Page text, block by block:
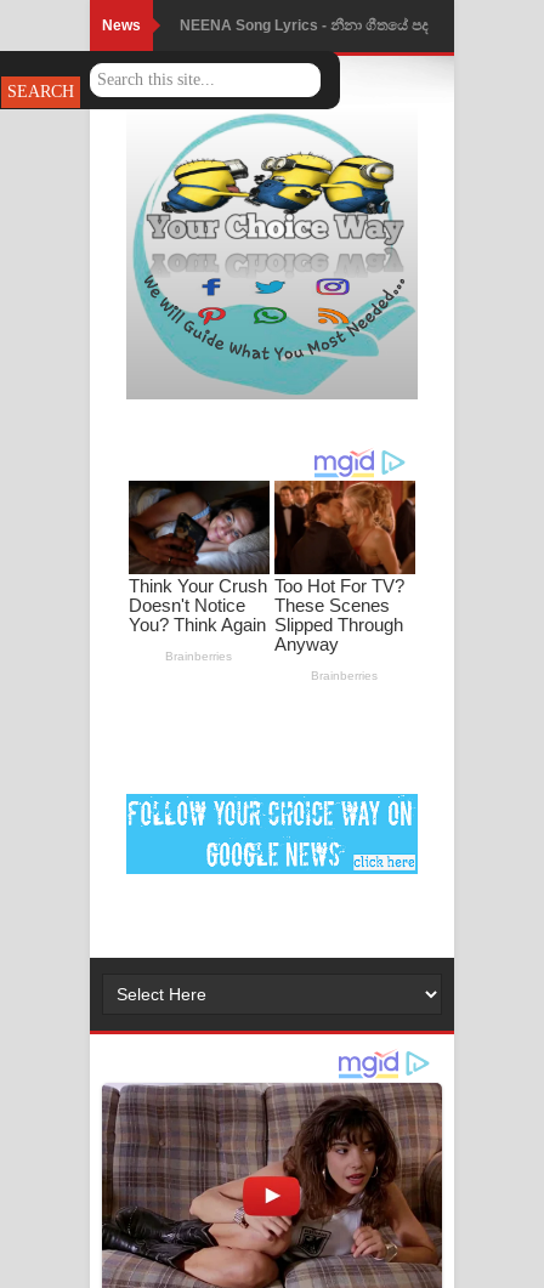
News NEENA Song Lyrics - නීනා ගීතයේ පද
පෙළ
Ahimi Wimai Himi Song Lyrics - අහිමි
විමයි හිමි ගීතයේ පද පෙළ
Mathaka Parana Song Lyrics - මතක
පාරනා ගීතයේ පද පෙළ
Nimnadhen Song Lyrics - නිම්නාදෙන්
ගීතයේ පද පෙළ
ඔබමයි මගේ ආදරේ ගීතයේ පද පෙළ
Pansal Gihin Song Lyrics - පන්සල් ගිහිං
ගීතයේ පද පෙළ
Ankeliya Song Lyrics - අංකෙළිය ගීතයේ
ගීතයේ පද පෙළ
MANAMALA KATHA Song Lyrics -
2026 football world cup song lyrics
අම්මා ගීතයේ පද පෙළ
Gemak Deela Song Lyrics - ගේමක් දීලා
ගීතයේ පද පෙළ
Niwuna Numba Hinda Song Lyrics -